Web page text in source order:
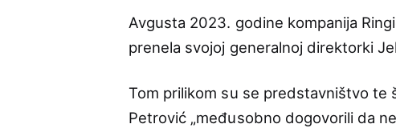
Avgusta 2023. godine kompanija
prenela svojoj generalnoj direktorki
Tom prilikom su se predstavništvo te
Petrović „međusobno dogovorili da